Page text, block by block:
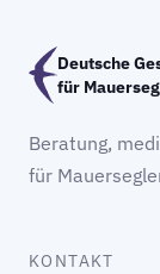
Deutsche
für
Beratung,
für
KONTAKT